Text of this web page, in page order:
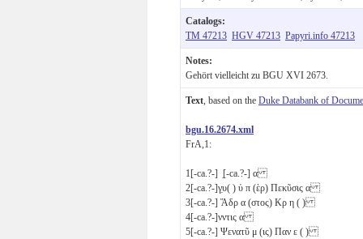
Catalogs:
TM 47213 HGV 47213 Papyri.info 47213
Notes:
Gehört vielleicht zu BGU XVI 2673.
Text , based on the Duke Databank of
bgu.16.2674.xml
FrA,1:
1 [-ca.?-] ̣[-ca.?-] α
2[-ca.?-]γ̣υ( ) ὑ π (ὲρ) Πεκῦσις α
3[-ca.?-] Ἄδρ α (στος) Κρ η ( )
4[-ca.?-]νντις α
5[-ca.?-] Ψενατῦ μ (ις) Παν ε ( )